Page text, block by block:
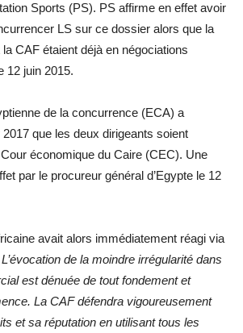
Sports (PS). PS affirme en effet avoir
LS sur ce dossier alors que la
CAF étaient déjà en négociations
12 juin 2015.
de la concurrence (ECA) a
que les deux dirigeants soient
économique du Caire (CEC). Une
par le procureur général d’Egypte le 12
avait alors immédiatement réagi via
L’évocation de la moindre irrégularité dans
est dénuée de tout fondement et
La CAF défendra vigoureusement
et sa réputation en utilisant tous les